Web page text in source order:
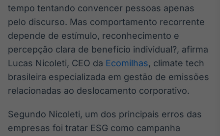
tempo tentando convencer pessoas apenas
pelo discurso. Mas comportamento recorrente
depende de estímulo, reconhecimento e
percepção clara de benefício individual?, afirma
Lucas Nicoleti, CEO da Ecomilhas, climate tech
brasileira especializada em gestão de emissões
relacionadas ao deslocamento corporativo.
Segundo Nicoleti, um dos principais erros das
empresas foi tratar ESG como campanha